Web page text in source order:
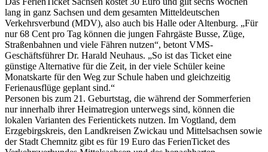
lang in ganz Sachsen und dem gesamten Mitteldeutschen
Verkehrsverbund (MDV), also auch bis Halle oder Altenburg. „Für
nur 68 Cent pro Tag können die jungen Fahrgäste Busse, Züge,
Straßenbahnen und viele Fähren nutzen“, betont VMS-
Geschäftsführer Dr. Harald Neuhaus. „So ist das Ticket eine
günstige Alternative für die Zeit, in der viele Schüler keine
Monatskarte für den Weg zur Schule haben und gleichzeitig
Ferienausflüge geplant sind.“
Personen bis zum 21. Geburtstag, die während der Sommerferien
nur innerhalb ihrer Heimatregion unterwegs sind, können die
lokalen Varianten des Ferientickets nutzen. Im Vogtland, dem
Erzgebirgskreis, den Landkreisen Zwickau und Mittelsachsen sowie
der Stadt Chemnitz gibt es für 19 Euro das FerienTicket des